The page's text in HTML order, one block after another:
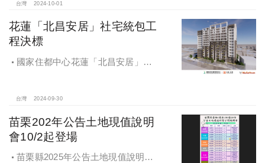
台灣 2024-10-01
花蓮「北昌安居」社宅統包工
程決標
國家住都中心花蓮「北昌安居」社
台灣 2024-09-30
苗栗202年公告土地現值說明
會10/2起登場
苗栗縣2025年公告土地現值說明會